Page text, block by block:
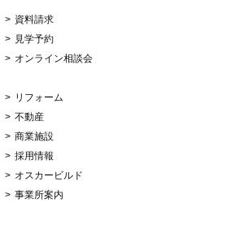
資料請求
見学予約
オンライン相談会
リフォーム
不動産
商業施設
採用情報
オスカービルド
事業所案内